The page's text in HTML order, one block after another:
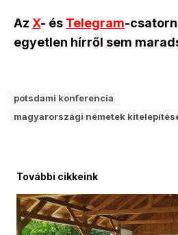
Az X- és Telegram-
egyetlen hírről sem
potsdami konferencia
magyarországi németek
További cikkeink